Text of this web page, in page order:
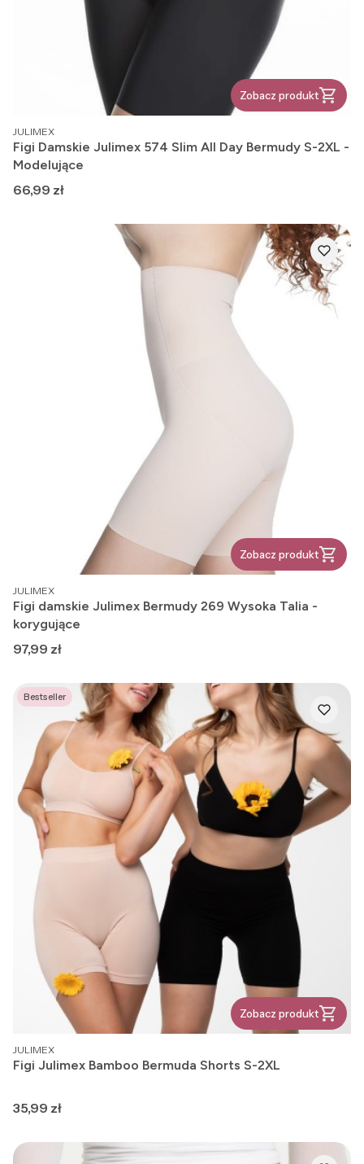
Zobacz produkt
PRODUCENT
JULIMEX
Figi Damskie Julimex 574 Slim All Day Bermudy S-2XL -
Modelujące
Cena
66,99 zł
Zobacz produkt
PRODUCENT
JULIMEX
Figi damskie Julimex Bermudy 269 Wysoka Talia -
korygujące
Cena
97,99 zł
Bestseller
Zobacz produkt
PRODUCENT
JULIMEX
Figi Julimex Bamboo Bermuda Shorts S-2XL
Cena
35,99 zł